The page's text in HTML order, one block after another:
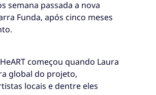
semana passada a nova
Funda, após cinco meses
começou quando Laura
global do projeto,
locais e dentre eles